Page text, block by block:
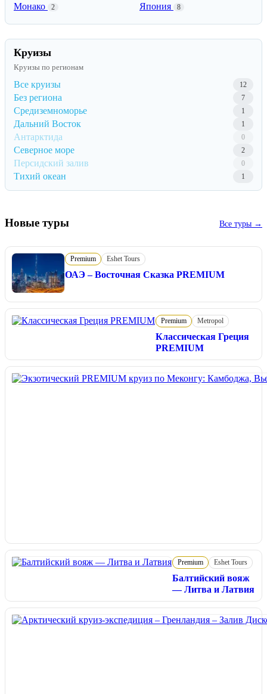
Монако 2 Япония 8
Круизы
Круизы по регионам
Все круизы 12
Без региона 7
Средиземноморье 1
Дальний Восток 1
Антарктида 0
Северное море 2
Персидский залив 0
Тихий океан 1
Новые туры Все туры →
Premium Eshet Tours
ОАЭ – Восточная Сказка PREMIUM
Premium Metropol
Классическая Греция
PREMIUM
Premium Eshet Tours
Балтийский вояж
— Литва и Латвия